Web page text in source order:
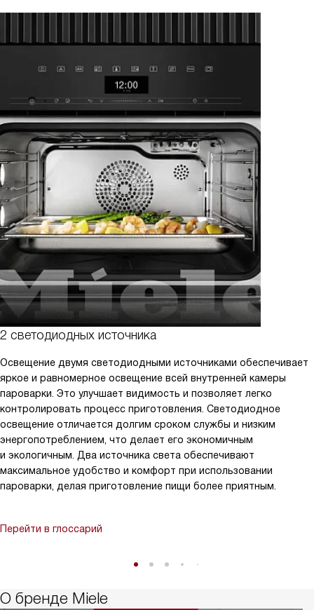
2 светодиодных источника
Освещение двумя светодиодными источниками обеспечивает
яркое и равномерное освещение всей внутренней камеры
пароварки. Это улучшает видимость и позволяет легко
контролировать процесс приготовления. Светодиодное
освещение отличается долгим сроком службы и низким
энергопотреблением, что делает его экономичным
и экологичным. Два источника света обеспечивают
максимальное удобство и комфорт при использовании
пароварки, делая приготовление пищи более приятным.
Перейти в глоссарий
О бренде Miele